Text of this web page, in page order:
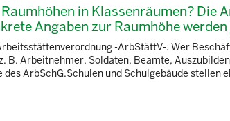
in Klassenräumen? Die
Angaben zur Raumhöhe
-ArbStättV-. Wer
Arbeitnehmer, Soldaten, Beamte,
ArbSchG.Schulen und Schulgebäude stellen